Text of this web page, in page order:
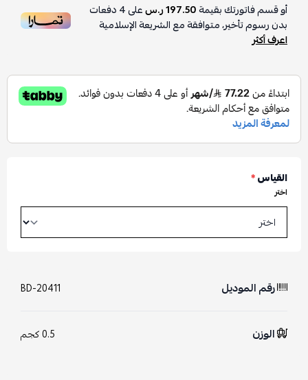
أو قسم فاتورتك بقيمة197.50 ر.س على4دفعات
بدون رسوم تأخير، متوافقة مع الشريعة الإسلامية
اعرف أكثر
القياس*
اختر
رقم الموديل BD-20411
الوزن 0.5 كجم